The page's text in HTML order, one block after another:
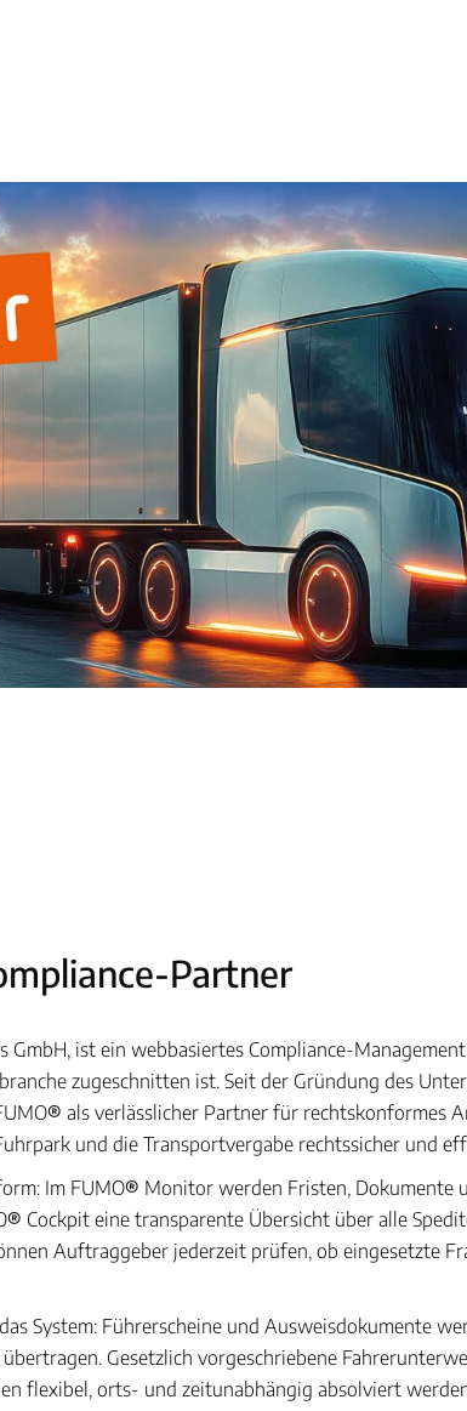
Partner
ist ein webbasiertes Compliance-
zugeschnitten ist. Seit der Gründung des
® als verlässlicher Partner für rechtskonformes
und die Transportvergabe rechtssicher und
Im FUMO® Monitor werden Fristen, Dokumente
® Cockpit eine transparente Übersicht über alle
Auftraggeber jederzeit prüfen, ob eingesetzte
System: Führerscheine und Ausweisdokumente
Gesetzlich vorgeschriebene
flexibel, orts- und zeitunabhängig absolviert